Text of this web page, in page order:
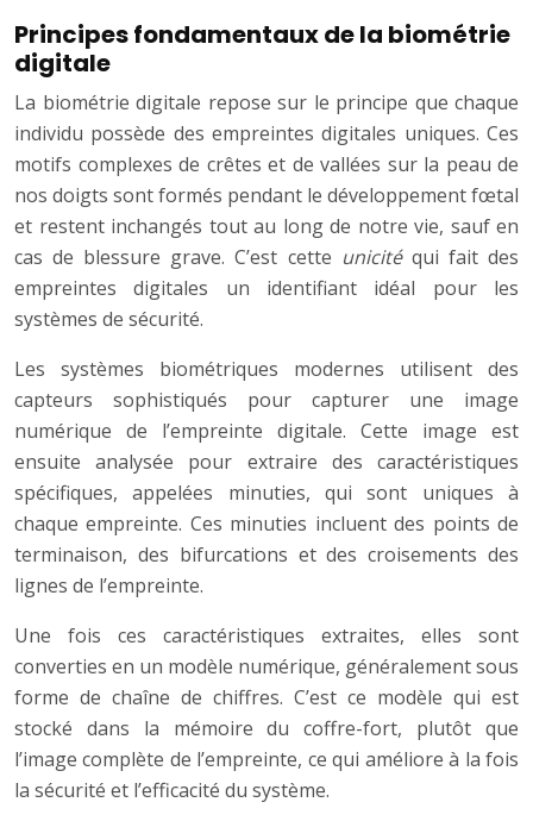
Principes fondamentaux de la biométrie
digitale
La biométrie digitale repose sur le principe que chaque
individu possède des empreintes digitales uniques. Ces
motifs complexes de crêtes et de vallées sur la peau de
nos doigts sont formés pendant le développement fœtal
et restent inchangés tout au long de notre vie, sauf en
cas de blessure grave. C’est cette unicité qui fait des
empreintes digitales un identifiant idéal pour les
systèmes de sécurité.
Les systèmes biométriques modernes utilisent des
capteurs sophistiqués pour capturer une image
numérique de l’empreinte digitale. Cette image est
ensuite analysée pour extraire des caractéristiques
spécifiques, appelées minuties, qui sont uniques à
chaque empreinte. Ces minuties incluent des points de
terminaison, des bifurcations et des croisements des
lignes de l’empreinte.
Une fois ces caractéristiques extraites, elles sont
converties en un modèle numérique, généralement sous
forme de chaîne de chiffres. C’est ce modèle qui est
stocké dans la mémoire du coffre-fort, plutôt que
l’image complète de l’empreinte, ce qui améliore à la fois
la sécurité et l’efficacité du système.